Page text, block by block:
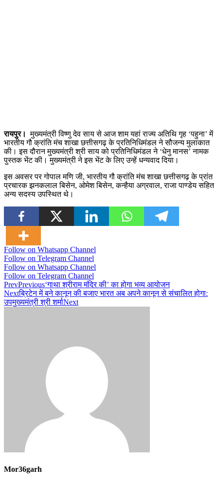
रायपुर। मुख्यमंत्री विष्णु देव साय से आज शाम यहां राज्य अतिथि गृह ‘पहुना’ में
भारतीय गौ क्रांति मंच शाखा छत्तीसगढ़ के प्रतिनिधिमंडल ने सौजन्य मुलाकात
की। इस दौरान मुख्यमंत्री श्री साय को प्रतिनिधिमंडल ने ‘धेनु मानस’ नामक
पुस्तक भेंट की। मुख्यमंत्री ने इस भेंट के लिए उन्हें धन्यवाद दिया।
इस अवसर पर गोपाल मणि जी, भारतीय गौ क्रांति मंच शाखा छत्तीसगढ़ के प्रांत
प्रचारक झनकलाल बिसेन, ओमेश बिसेन, कन्हैया अग्रवाल, राजा पाण्डेय सहित
अन्य सदस्य उपस्थित थे।
Follow on Whatsapp Channel
Follow on Telegram Channel
Follow on Whatsapp Channel
Follow on Telegram Channel
PrevPrevious‘गाथा श्रीराम मंदिर की’ का होगा भव्य आयोजन
Nextब्रिटेन में बने कानून की बजाए भारत अब अपने कानून से संचालित होगा:
उपमुख्यमंत्री श्री शर्माNext
Mor36garh